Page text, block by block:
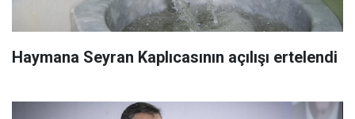
Haymana Seyran Kaplıcasının açılışı ertelendi